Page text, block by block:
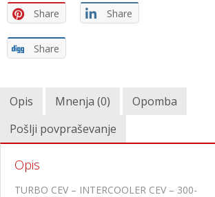
Share Share
Share
Opis Mnenja (0)
Opomba
Pošlji povpraševanje
Opis
TURBO CEV – INTERCOOLER CEV – 300-